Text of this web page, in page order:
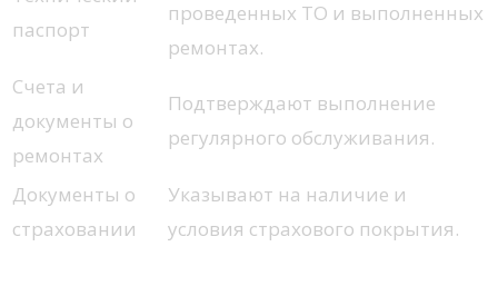
паспорт
проведенных ТО и выполненных
ремонтах.
Счета и
документы о
ремонтах
Подтверждают выполнение
регулярного обслуживания.
Документы о
страховании
Указывают на наличие и
условия страхового покрытия.